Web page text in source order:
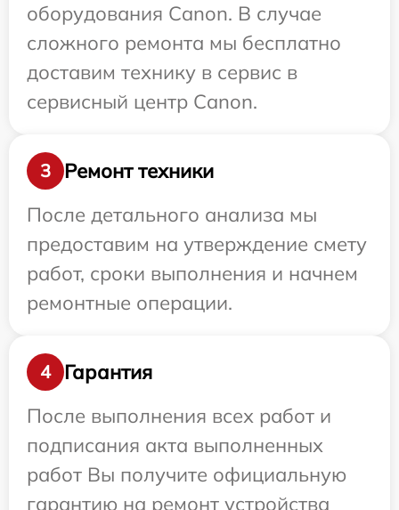
оборудования Canon. В случае
сложного ремонта мы бесплатно
доставим технику в сервис в
сервисный центр Canon.
3
Ремонт техники
После детального анализа мы
предоставим на утверждение смету
работ, сроки выполнения и начнем
ремонтные операции.
4
Гарантия
После выполнения всех работ и
подписания акта выполненных
работ Вы получите официальную
гарантию на ремонт устройства